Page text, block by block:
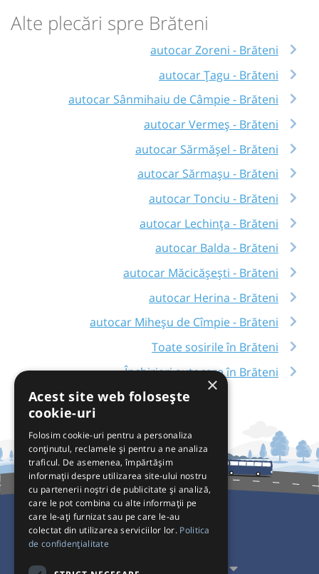
Alte plecări spre Brăteni
autocar Zoreni - Brăteni
autocar Țagu - Brăteni
autocar Sânmihaiu de Câmpie - Brăteni
autocar Vermeș - Brăteni
autocar Sărmășel - Brăteni
autocar Sărmașu - Brăteni
autocar Tonciu - Brăteni
autocar Lechința - Brăteni
autocar Balda - Brăteni
autocar Măcicășești - Brăteni
autocar Herina - Brăteni
autocar Miheșu de Cîmpie - Brăteni
Toate sosirile în Brăteni
Închirieri autocare în Brăteni
Pentru Călători
Pentru Transportatori
×
Acest site web folosește
cookie-uri
Folosim cookie-uri pentru a personaliza
conținutul, reclamele și pentru a ne analiza
traficul. De asemenea, împărtășim
informații despre utilizarea site-ului nostru
cu partenerii noștri de publicitate și analiză,
care le pot combina cu alte informații pe
care le-ați furnizat sau pe care le-au
colectat din utilizarea serviciilor lor. Politica
de confidențialitate